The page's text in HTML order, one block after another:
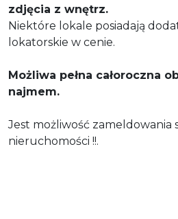
zdjęcia z wnętrz.
Niektóre lokale posiadają
lokatorskie w cenie.
Możliwa pełna całoroczna
najmem.
Jest możliwość zameldowania
nieruchomości !!.